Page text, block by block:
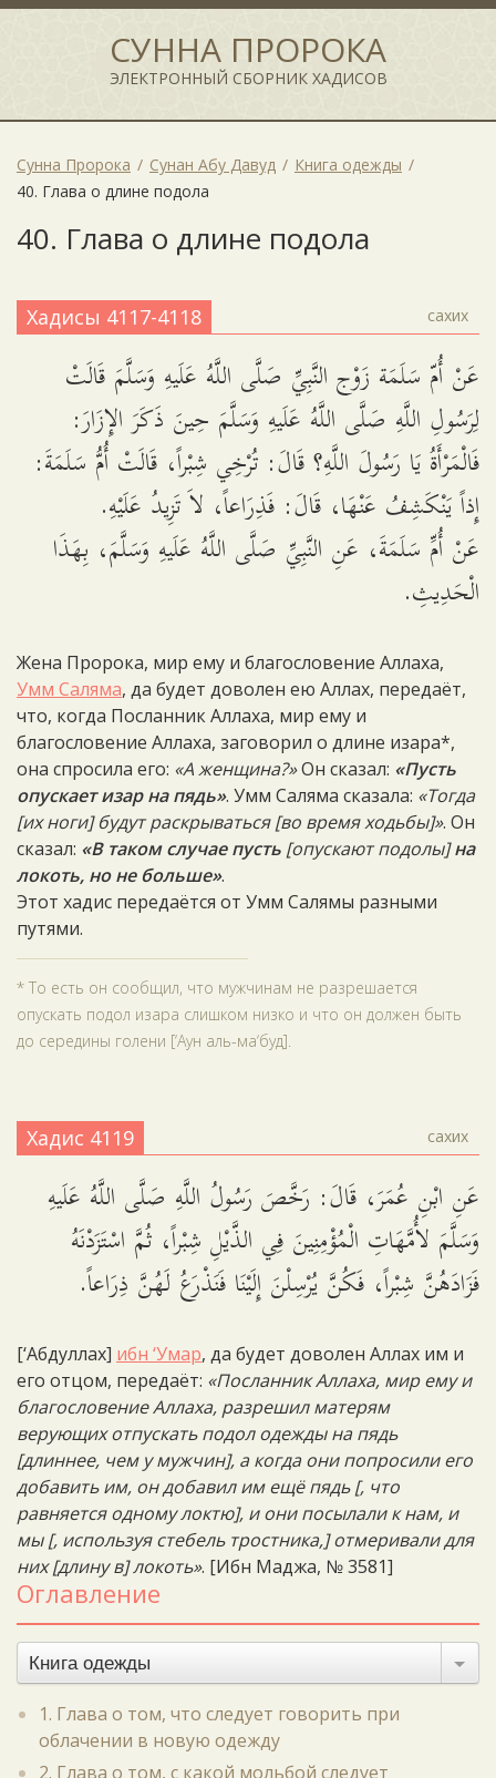
СУННА ПРОРОКА
ЭЛЕКТРОННЫЙ СБОРНИК ХАДИСОВ
Сунна Пророка Сунан Абу Давуд
Книга одежды
40. Глава о длине подола
40. Глава о длине подола
Хадисы 4117-4118 сахих
عَنْ أُمّ سَلَمَة زَوْج النَّبِيِّ صَلَّى اللَّهُ عَلَيهِ وَسَلَّمَ قَالَتْ
لِرَسُولِ اللَّهِ صَلَّى اللَّهُ عَلَيهِ وَسَلَّمَ حِينَ ذَكَرَ الإِزَارَ:
فَالْمَرْأَةُ يَا رَسُولَ اللَّهِ؟ قَالَ: تُرْخِي شِبْراً، قَالَتْ أُمُّ سَلَمَةَ:
إِذاً يَنْكَشِفُ عَنْهَا، قَالَ: فَذِرَاعاً، لاَ تَزِيدُ عَلَيْهِ.
عَنْ أُمِّ سَلَمَةَ، عَنِ النَّبِيِّ صَلَّى اللَّهُ عَلَيهِ وَسَلَّمَ، بِهَذَا
الْحَدِيثِ.
Жена Пророка, мир ему и благословение Аллаха,
Умм Саляма, да будет доволен ею Аллах, передаёт,
что, когда Посланник Аллаха, мир ему и
благословение Аллаха, заговорил о длине изара*,
она спросила его: «А женщина?»Он сказал: «Пусть
опускает изар на пядь». Умм Саляма сказала: «Тогда
[их ноги] будут раскрываться [во время ходьбы]». Он
сказал: «В таком случае пусть [опускают подолы]на
локоть, но не больше».
Этот хадис передаётся от Умм Салямы разными
путями.
* То есть он сообщил, что мужчинам не разрешается
опускать подол изара слишком низко и что он должен быть
до середины голени [‘Аун аль-ма‘буд].
Хадис 4119 сахих
عَنِ ابْنِ عُمَرَ، قَالَ: رَخَّصَ رَسُولُ اللَّهِ صَلَّى اللَّهُ عَلَيهِ
وَسَلَّمَ لأُمَّهَاتِ الْمُؤْمِنِينَ فِي الذَّيْلِ شِبْراً، ثُمَّ اسْتَزَدْنَهُ
فَزَادَهُنَّ شِبْراً، فَكُنَّ يُرْسِلْنَ إِلَيْنَا فَنَذْرَعُ لَهُنَّ ذِرَاعاً.
[‘Абдуллах] ибн ‘Умар, да будет доволен Аллах им и
его отцом, передаёт: «Посланник Аллаха, мир ему и
благословение Аллаха, разрешил матерям
верующих отпускать подол одежды на пядь
[длиннее, чем у мужчин], а когда они попросили его
добавить им, он добавил им ещё пядь [, что
равняется одному локтю], и они посылали к нам, и
мы [, используя стебель тростника,] отмеривали для
них [длину в] локоть». [Ибн Маджа, № 3581]
Оглавление
Книга одежды
1. Глава о том, что следует говорить при
облачении в новую одежду
2. Глава о том, с какой мольбой следует